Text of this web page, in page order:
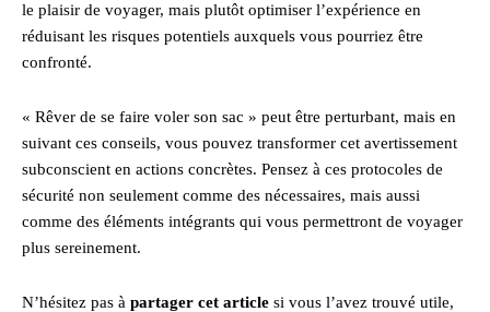
le plaisir de voyager, mais plutôt optimiser l’expérience en
réduisant les risques potentiels auxquels vous pourriez être
confronté.
« Rêver de se faire voler son sac » peut être perturbant, mais en
suivant ces conseils, vous pouvez transformer cet avertissement
subconscient en actions concrètes. Pensez à ces protocoles de
sécurité non seulement comme des nécessaires, mais aussi
comme des éléments intégrants qui vous permettront de voyager
plus sereinement.
N’hésitez pas à partager cet article si vous l’avez trouvé utile,